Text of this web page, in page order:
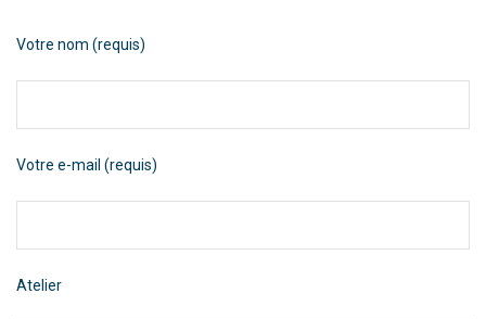
Votre nom (requis)
Votre e-mail (requis)
Atelier